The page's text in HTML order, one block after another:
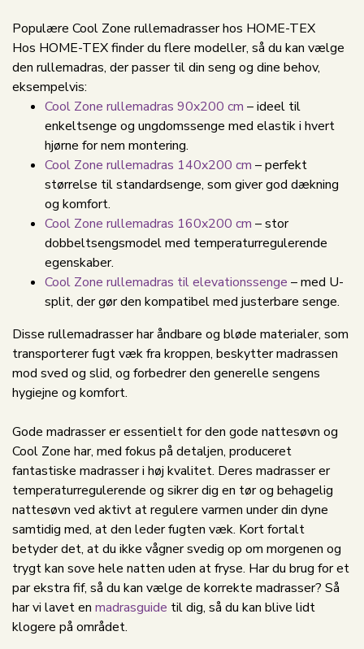
Populære Cool Zone rullemadrasser hos HOME-TEX
Hos HOME-TEX finder du flere modeller, så du kan vælge
den rullemadras, der passer til din seng og dine behov,
eksempelvis:
Cool Zone rullemadras 90x200 cm – ideel til
enkeltsenge og ungdomssenge med elastik i hvert
hjørne for nem montering.
Cool Zone rullemadras 140x200 cm – perfekt
størrelse til standardsenge, som giver god dækning
og komfort.
Cool Zone rullemadras 160x200 cm – stor
dobbeltsengsmodel med temperaturregulerende
egenskaber.
Cool Zone rullemadras til elevationssenge – med U-
split, der gør den kompatibel med justerbare senge.
Disse rullemadrasser har åndbare og bløde materialer, som
transporterer fugt væk fra kroppen, beskytter madrassen
mod sved og slid, og forbedrer den generelle sengens
hygiejne og komfort.
Gode madrasser er essentielt for den gode nattesøvn og
Cool Zone har, med fokus på detaljen, produceret
fantastiske madrasser i høj kvalitet. Deres madrasser er
temperaturregulerende og sikrer dig en tør og behagelig
nattesøvn ved aktivt at regulere varmen under din dyne
samtidig med, at den leder fugten væk. Kort fortalt
betyder det, at du ikke vågner svedig op om morgenen og
trygt kan sove hele natten uden at fryse. Har du brug for et
par ekstra fif, så du kan vælge de korrekte madrasser? Så
har vi lavet en madrasguide til dig, så du kan blive lidt
klogere på området.